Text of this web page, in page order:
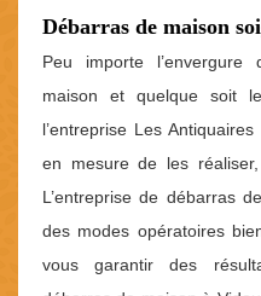
Débarras de maison
Peu importe
maison et quelque soit
l’entreprise Les
en mesure de les
L’entreprise de débarras
des modes opératoires
vous garantir des